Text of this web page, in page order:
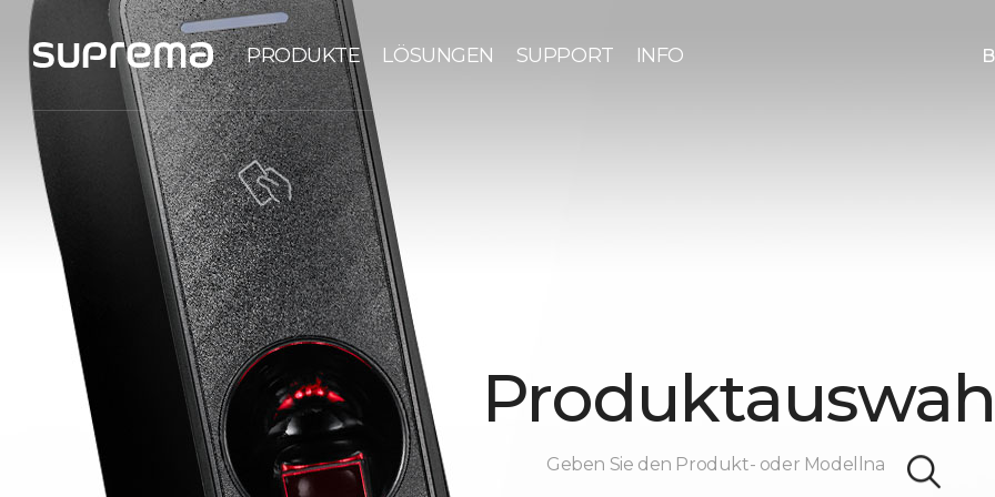
PRODUKTE LÖSUNGEN SUPPORT INFO